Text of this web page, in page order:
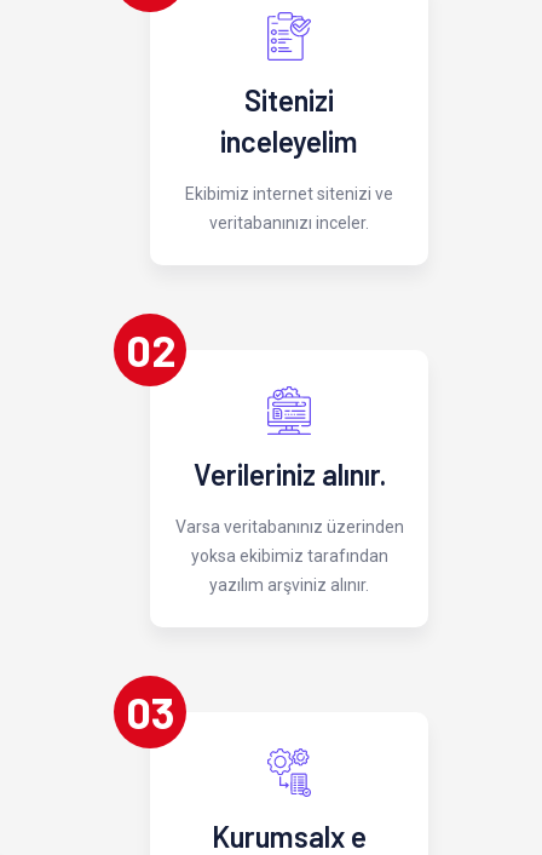
Sitenizi
inceleyelim
Ekibimiz internet sitenizi ve
veritabanınızı inceler.
02
Verileriniz alınır.
Varsa veritabanınız üzerinden
yoksa ekibimiz tarafından
yazılım arşviniz alınır.
03
Kurumsalx e